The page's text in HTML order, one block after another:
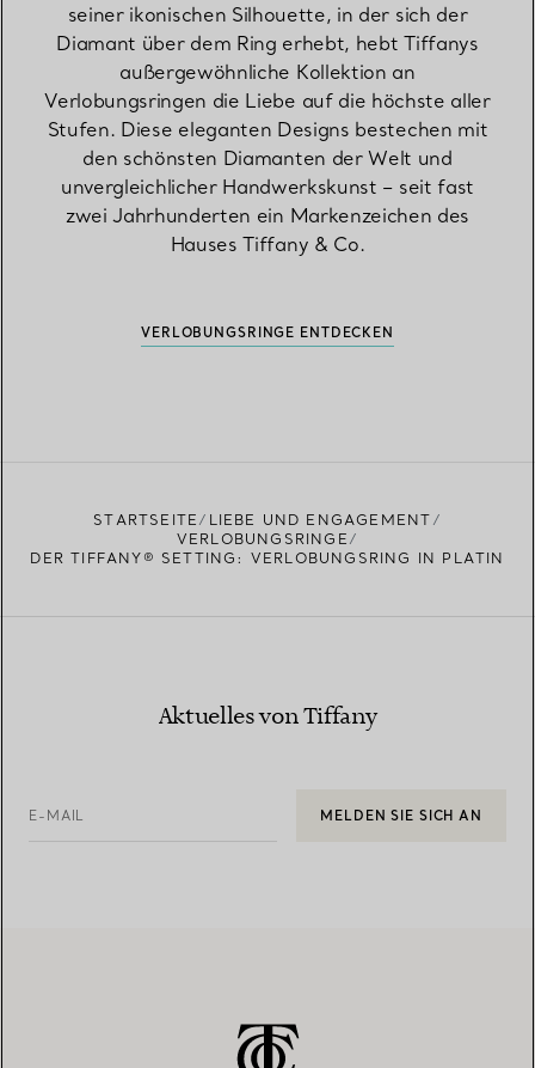
seiner ikonischen Silhouette, in der sich der
Diamant über dem Ring erhebt, hebt Tiffanys
außergewöhnliche Kollektion an
Verlobungsringen die Liebe auf die höchste aller
Stufen. Diese eleganten Designs bestechen mit
den schönsten Diamanten der Welt und
unvergleichlicher Handwerkskunst – seit fast
zwei Jahrhunderten ein Markenzeichen des
Hauses Tiffany & Co.
VERLOBUNGSRINGE ENTDECKEN
STARTSEITE
LIEBE UND ENGAGEMENT
VERLOBUNGSRINGE
DER TIFFANY® SETTING: VERLOBUNGSRING IN PLATIN
Aktuelles von Tiffany
E-MAIL MELDEN SIE SICH AN